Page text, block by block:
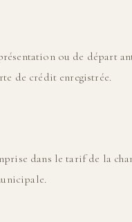
ou de départ
de crédit enregistrée.
dans le tarif de la